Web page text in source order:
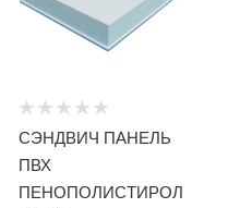
СЭНДВИЧ ПАНЕЛЬ
ПВХ
ПЕНОПОЛИСТИРОЛ